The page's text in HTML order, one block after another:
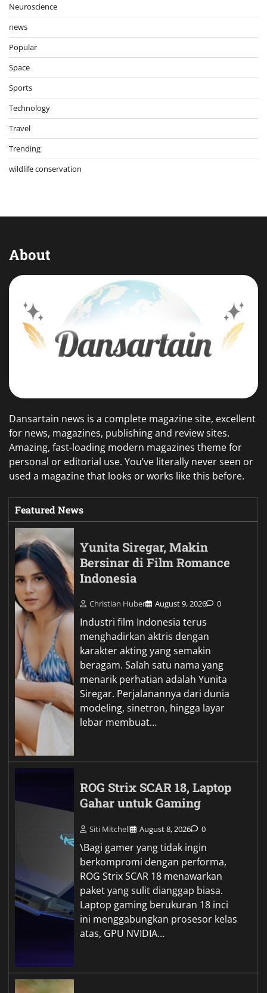
Neuroscience
news
Popular
Space
Sports
Technology
Travel
Trending
wildlife conservation
About
Dansartain news is a complete magazine site, excellent
for news, magazines, publishing and review sites.
Amazing, fast-loading modern magazines theme for
personal or editorial use. You’ve literally never seen or
used a magazine that looks or works like this before.
Featured News
Yunita Siregar, Makin
Bersinar di Film Romance
Indonesia
Christian Huber August 9, 2026 0
Industri film Indonesia terus
menghadirkan aktris dengan
karakter akting yang semakin
beragam. Salah satu nama yang
menarik perhatian adalah Yunita
Siregar. Perjalanannya dari dunia
modeling, sinetron, hingga layar
lebar membuat…
ROG Strix SCAR 18, Laptop
Gahar untuk Gaming
Siti Mitchell August 8, 2026 0
\Bagi gamer yang tidak ingin
berkompromi dengan performa,
ROG Strix SCAR 18 menawarkan
paket yang sulit dianggap biasa.
Laptop gaming berukuran 18 inci
ini menggabungkan prosesor kelas
atas, GPU NVIDIA…